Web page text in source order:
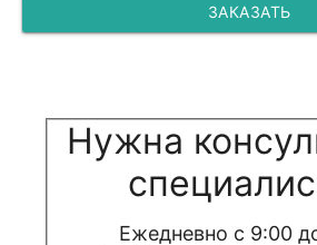
ЗАКАЗАТЬ
Нужна
Ежедневно с 9:00